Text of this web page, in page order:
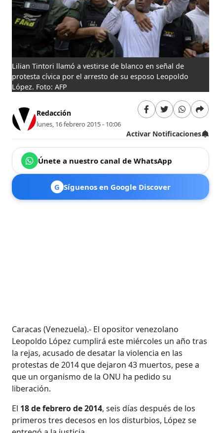
Lilian Tintori llamó a vestirse de blanco en señal de
protesta cívica por el arresto de su esposo Leopoldo
López. Foto: AFP
Redacción
lunes, 16 febrero 2015 - 10:06
Activar Notificaciones
Únete a nuestro canal de WhatsApp
G Síguenos en Google Discover
Caracas (Venezuela).- El opositor venezolano
Leopoldo López cumplirá este miércoles un año tras
la rejas, acusado de desatar la violencia en las
protestas de 2014 que dejaron 43 muertos, pese a
que un organismo de la ONU ha pedido su
liberación.
El 18 de febrero de 2014, seis días después de los
primeros tres decesos en los disturbios, López se